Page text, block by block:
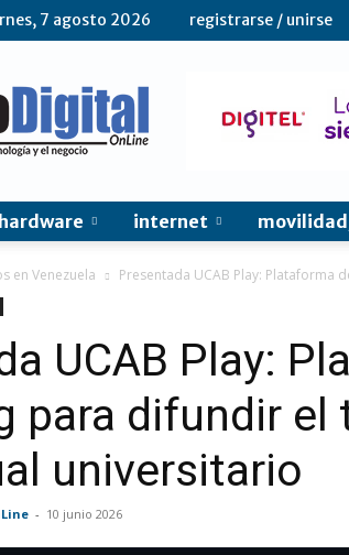
7 agosto 2026 registrarse / unirse
CambioDigital
hardware internet
en Venezuela Presentada UCAB Play:
UCAB Play:
para difundir el
universitario
- 10 junio 2026